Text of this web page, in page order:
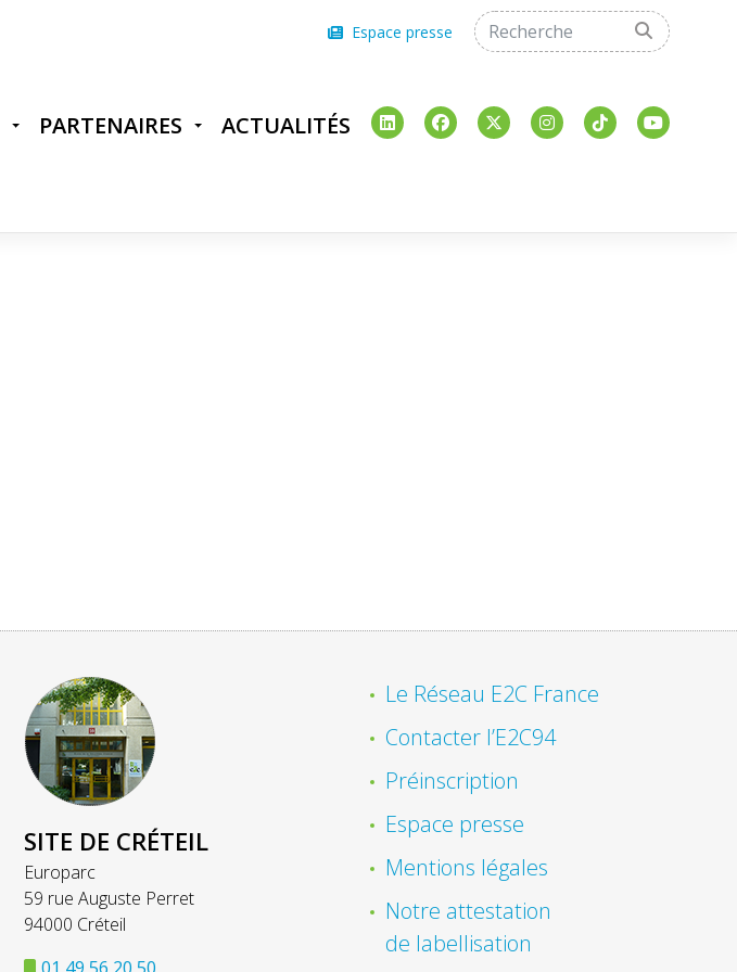
Espace presse
PARTENAIRES ACTUALITÉS
SITE DE CRÉTEIL
Europarc
59 rue Auguste Perret
94000 Créteil
Le Réseau E2C France
Contacter l’E2C94
Préinscription
Espace presse
Mentions légales
Notre attestation
de labellisation